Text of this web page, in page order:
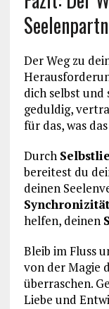
Der Weg zu
dich selbst und
geduldig,
für das, was
Durch
bereitest du
deinen
helfen, deinen
Bleib im Fluss
von der Magie
überraschen.
Liebe und